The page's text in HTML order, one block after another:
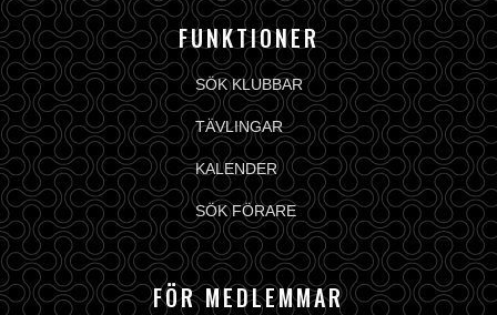
FUNKTIONER
SÖK KLUBBAR
TÄVLINGAR
KALENDER
SÖK FÖRARE
FÖR MEDLEMMAR